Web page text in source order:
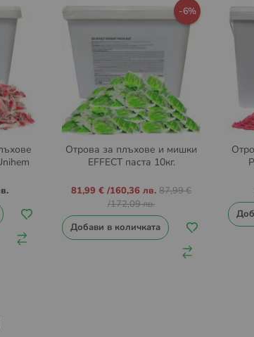
-6%
Отрова за плъхове и мишки
EFFECT паста 10кг.
Промо
81,99 € /160,36 лв. 87,99 €
/172,09 лв.
Добави в количката